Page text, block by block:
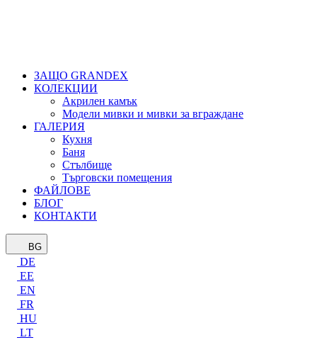
ЗАЩО GRANDEX
КОЛЕКЦИИ
Акрилен камък
Модели мивки и мивки за вграждане
ГАЛЕРИЯ
Кухня
Баня
Стълбище
Търговски помещения
ФАЙЛОВЕ
БЛОГ
КОНТАКТИ
BG
DE
EE
EN
FR
HU
LT